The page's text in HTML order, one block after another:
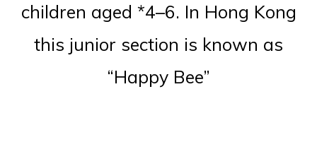
children aged *4–6. In Hong Kong
this junior section is known as
“Happy Bee”